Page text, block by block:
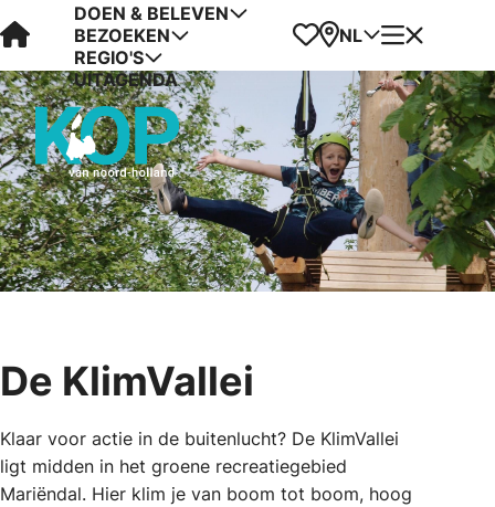
Visit Kop van Holland
DOEN & BELEVEN
BEZOEKEN
REGIO'S
UITAGENDA
Favorieten
Kaart
NL Menu
De KlimVallei
Klaar voor actie in de buitenlucht? De KlimVallei
ligt midden in het groene recreatiegebied
Mariëndal. Hier klim je van boom tot boom, hoog